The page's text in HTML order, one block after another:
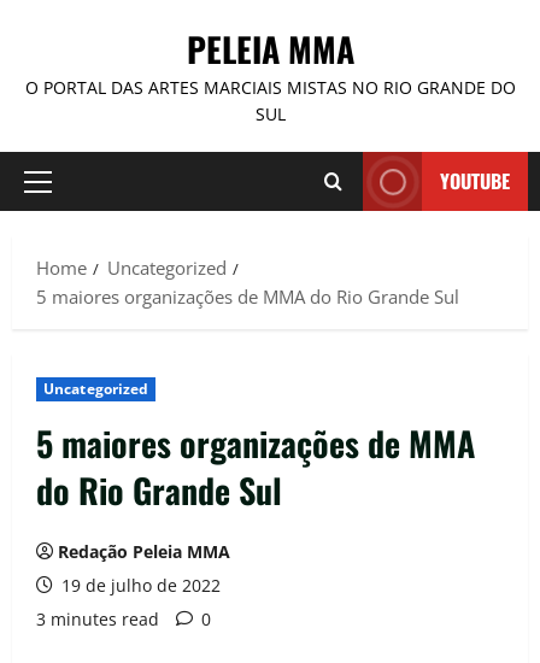
PELEIA MMA
O PORTAL DAS ARTES MARCIAIS MISTAS NO RIO GRANDE DO
SUL
YOUTUBE
Home
Uncategorized
5 maiores organizações de MMA do Rio Grande Sul
Uncategorized
5 maiores organizações de MMA
do Rio Grande Sul
Redação Peleia MMA
19 de julho de 2022
3 minutes read
0